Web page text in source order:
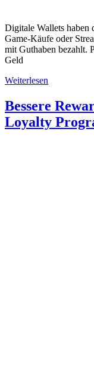
Digitale Wallets haben
Game-Käufe oder
mit Guthaben bezahlt.
Geld
Weiterlesen
Bessere
Loyalty